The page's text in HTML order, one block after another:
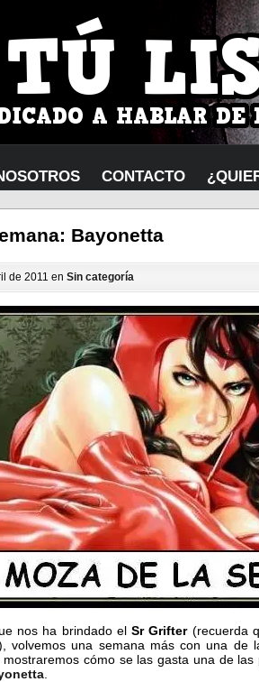
CONTACTO
Bayonetta
de 2011 en Sin categoría
nos ha brindado elSr Grifter(recuerda
volvemos una semana más con una de
cómo se las gasta una de